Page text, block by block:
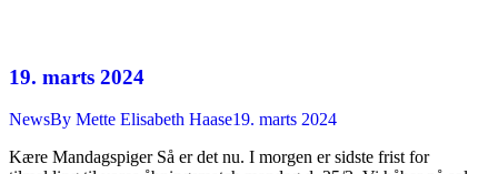
19. marts 2024
NewsBy Mette Elisabeth Haase19. marts 2024
Kære Mandagspiger Så er det nu. I morgen er sidste frist for